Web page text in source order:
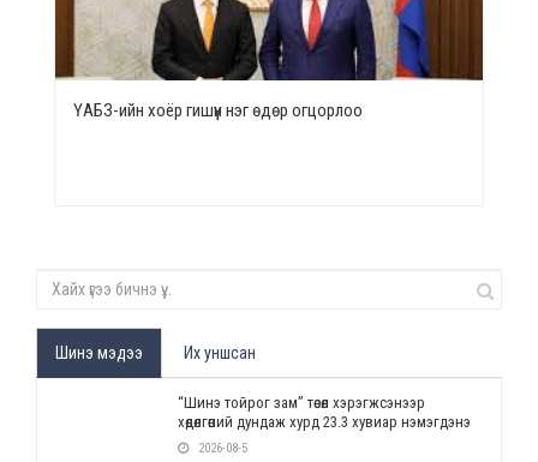
ҮАБЗ-ийн хоёр гишүүн нэг өдөр огцорлоо
Шинэ мэдээ Их уншсан
“Шинэ тойрог зам” төсөл хэрэгжсэнээр
хөдөлгөөний дундаж хурд 23.3 хувиар нэмэгдэнэ
2026-08-5